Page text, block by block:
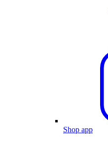
Shop app